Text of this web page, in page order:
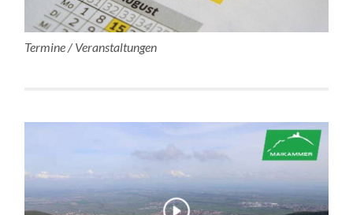
Termine / Veranstaltungen